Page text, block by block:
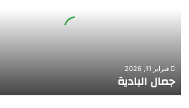
فبراير 11, 2026
جمال البادية